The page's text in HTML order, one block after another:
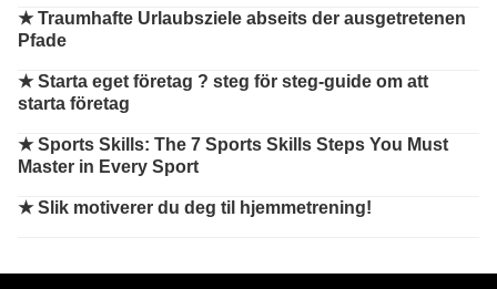
★Traumhafte Urlaubsziele abseits der ausgetretenen
Pfade
★Starta eget företag ? steg för steg-guide om att
starta företag
★Sports Skills: The 7 Sports Skills Steps You Must
Master in Every Sport
★Slik motiverer du deg til hjemmetrening!